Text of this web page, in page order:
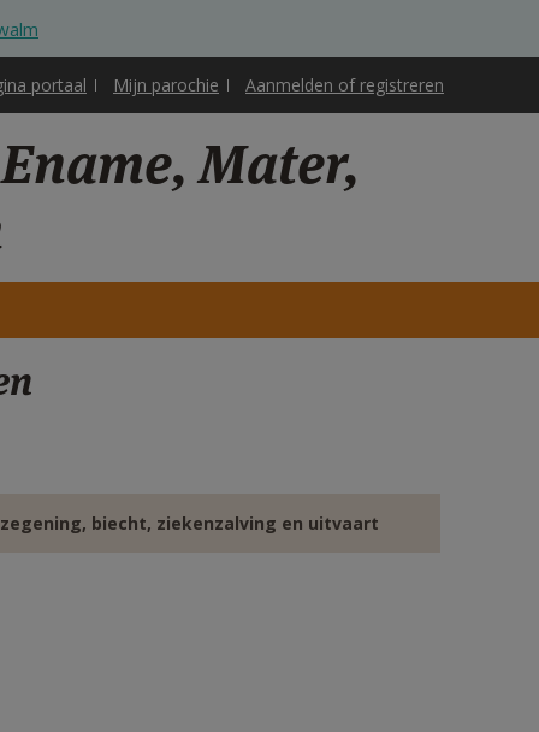
portaal Mijn parochie Aanmelden of registreren
Mater,
biecht, ziekenzalving en uitvaart